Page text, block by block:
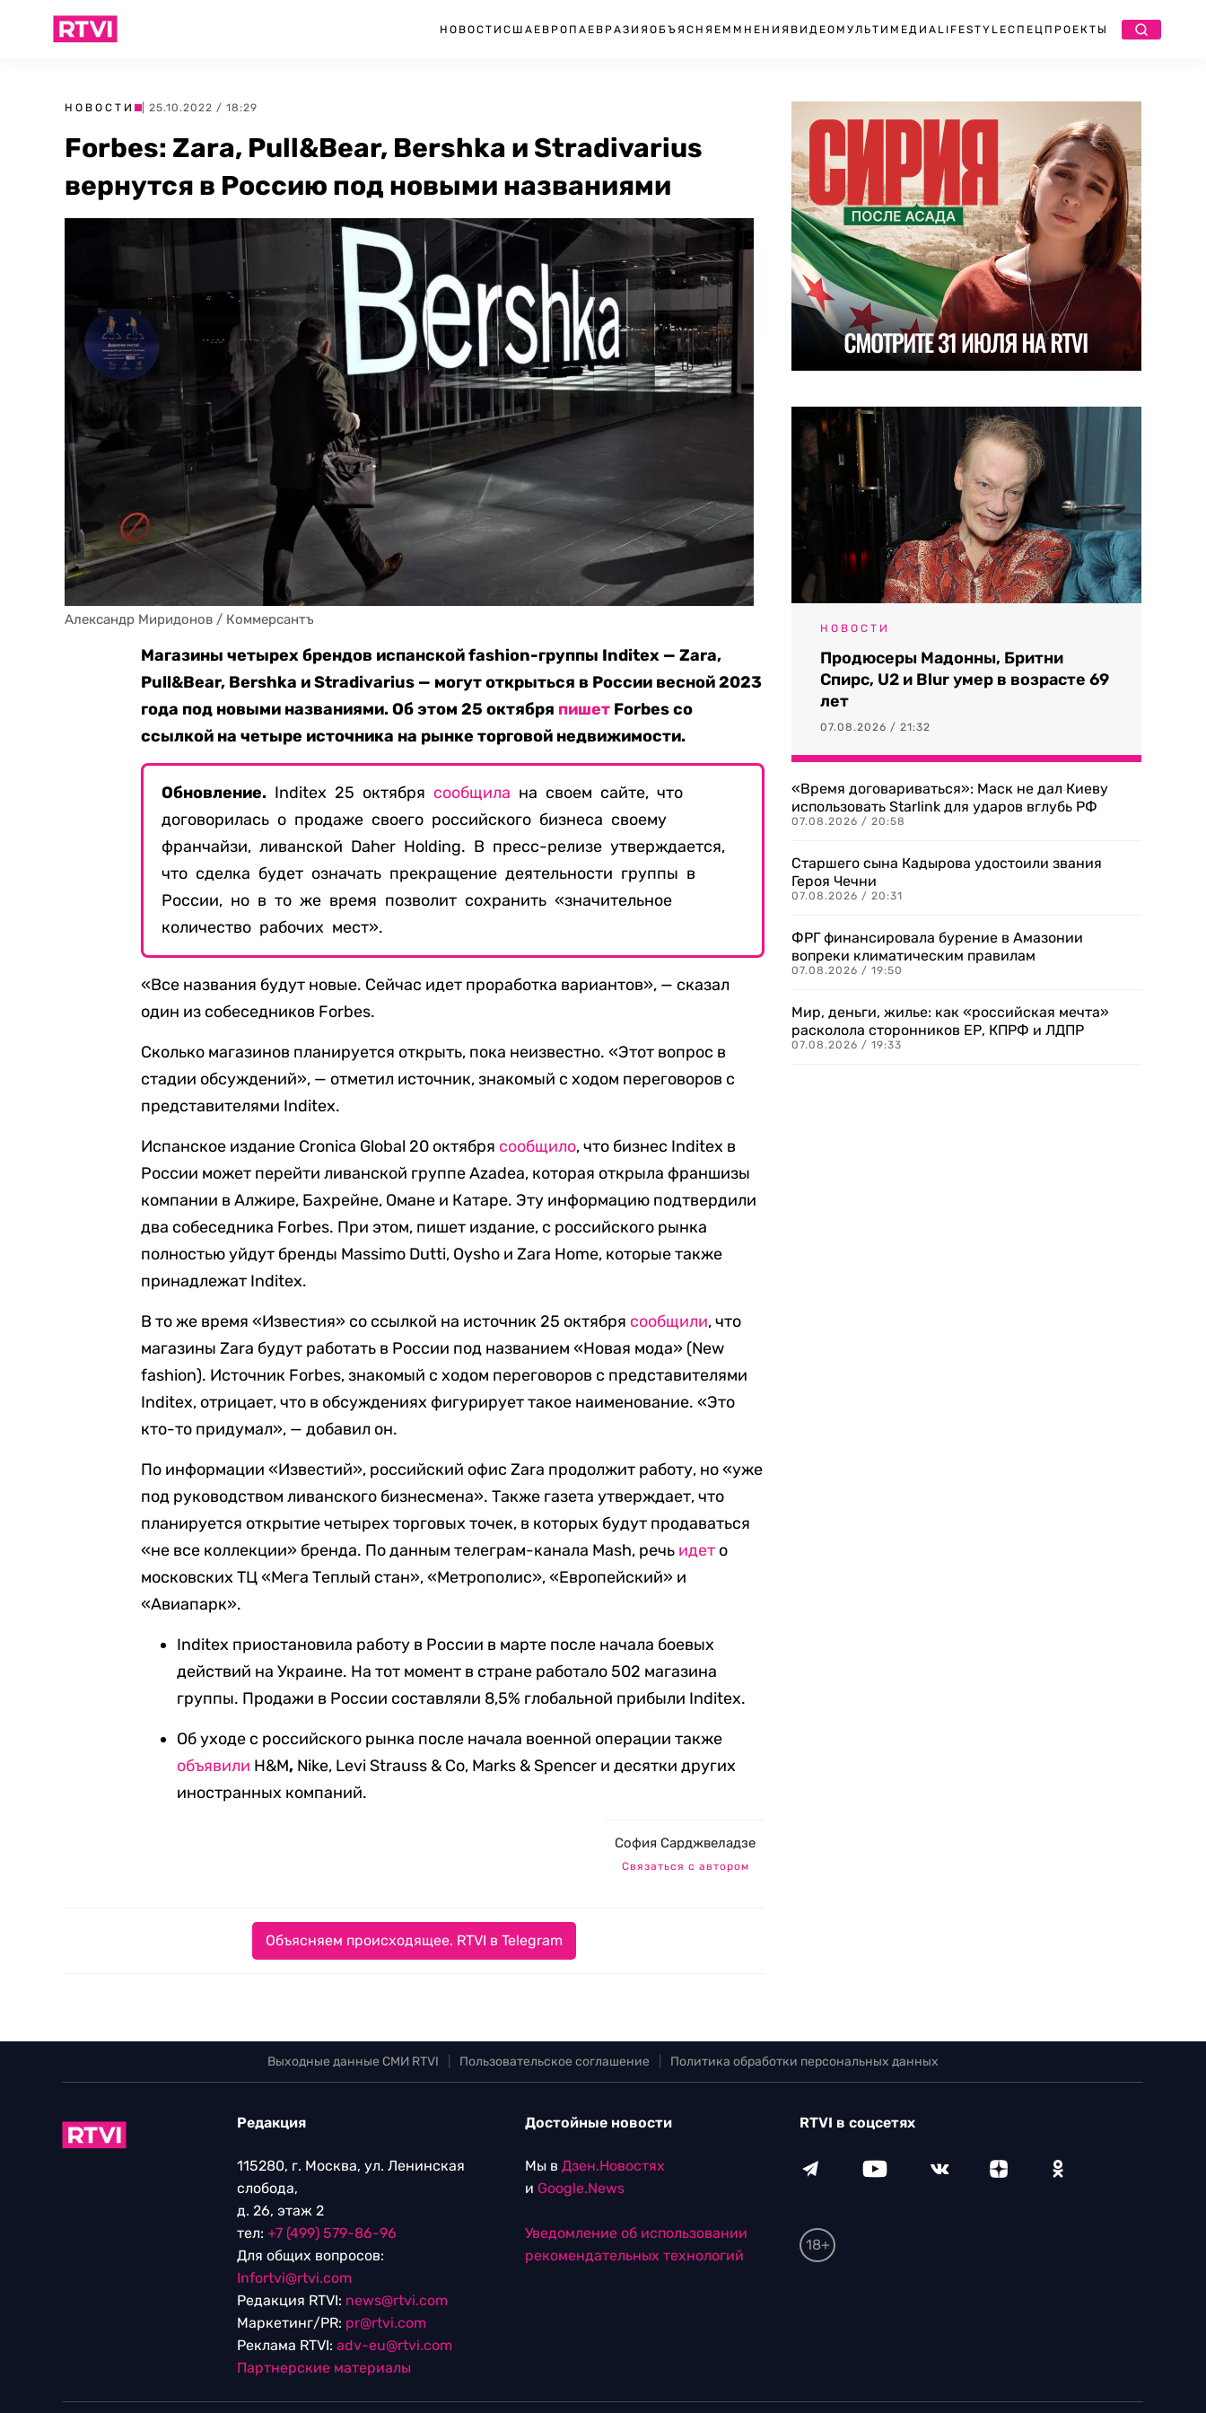
НОВОСТИ США ЕВРОПА ЕВРАЗИЯ ОБЪЯСНЯЕМ МНЕНИЯ ВИДЕО МУЛЬТИМЕДИА LIFESTYLEСПЕЦПРОЕКТЫ
НОВОСТИ | 25.10.2022 / 18:29
Forbes: Zara, Pull&Bear, Bershka и Stradivarius
вернутся в Россию под новыми названиями
Александр Миридонов / Коммерсантъ
Магазины четырех брендов испанской fashion-группы Inditex — Zara,
Pull&Bear, Bershka и Stradivarius — могут открыться в России весной 2023
года под новыми названиями. Об этом 25 октября пишет Forbes со
ссылкой на четыре источника на рынке торговой недвижимости.
Обновление. Inditex 25 октября сообщила на своем сайте, что
договорилась о продаже своего российского бизнеса своему
франчайзи, ливанской Daher Holding. В пресс-релизе утверждается,
что сделка будет означать прекращение деятельности группы в
России, но в то же время позволит сохранить «значительное
количество рабочих мест».
«Все названия будут новые. Сейчас идет проработка вариантов», — сказал
один из собеседников Forbes.
Сколько магазинов планируется открыть, пока неизвестно. «Этот вопрос в
стадии обсуждений», — отметил источник, знакомый с ходом переговоров с
представителями Inditex.
Испанское издание Cronica Global 20 октября сообщило, что бизнес Inditex в
России может перейти ливанской группе Azadea, которая открыла франшизы
компании в Алжире, Бахрейне, Омане и Катаре. Эту информацию подтвердили
два собеседника Forbes. При этом, пишет издание, с российского рынка
полностью уйдут бренды Massimo Dutti, Oysho и Zara Home, которые также
принадлежат Inditex.
В то же время «Известия» со ссылкой на источник 25 октября сообщили, что
магазины Zara будут работать в России под названием «Новая мода» (New
fashion). Источник Forbes, знакомый с ходом переговоров с представителями
Inditex, отрицает, что в обсуждениях фигурирует такое наименование. «Это
кто-то придумал», — добавил он.
По информации «Известий», российский офис Zara продолжит работу, но «уже
под руководством ливанского бизнесмена». Также газета утверждает, что
планируется открытие четырех торговых точек, в которых будут продаваться
«не все коллекции» бренда. По данным телеграм-канала Mash, речь идет о
московских ТЦ «Мега Теплый стан», «Метрополис», «Европейский» и
«Авиапарк».
Inditex приостановила работу в России в марте после начала боевых
действий на Украине. На тот момент в стране работало 502 магазина
группы. Продажи в России составляли 8,5% глобальной прибыли Inditex.
Об уходе с российского рынка после начала военной операции также
объявили H&M, Nike, Levi Strauss & Co, Marks & Spencer и десятки других
иностранных компаний.
София Сарджвеладзе
Связаться с автором
Объясняем происходящее. RTVI в Telegram
НОВОСТИ
Продюсеры Мадонны, Бритни
Спирс, U2 и Blur умер в возрасте 69
лет
07.08.2026 / 21:32
«Время договариваться»: Маск не дал Киеву
использовать Starlink для ударов вглубь РФ
07.08.2026 / 20:58
Старшего сына Кадырова удостоили звания
Героя Чечни
07.08.2026 / 20:31
ФРГ финансировала бурение в Амазонии
вопреки климатическим правилам
07.08.2026 / 19:50
Мир, деньги, жилье: как «российская мечта»
расколола сторонников ЕР, КПРФ и ЛДПР
07.08.2026 / 19:33
Выходные данные СМИ RTVI Пользовательское соглашение Политика обработки персональных данных
Редакция
115280, г. Москва, ул. Ленинская
слобода,
д. 26, этаж 2
тел: +7 (499) 579-86-96
Для общих вопросов:
Infortvi@rtvi.com
Редакция RTVI: news@rtvi.com
Маркетинг/PR: pr@rtvi.com
Реклама RTVI: adv-eu@rtvi.com
Партнерские материалы
Достойные новости
Мы в Дзен.Новостях
и Google.News
Уведомление об использовании
рекомендательных технологий
RTVI в соцсетях
18+